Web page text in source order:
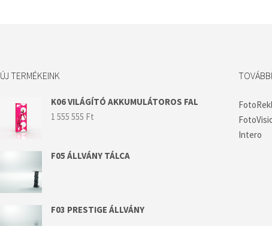
ÚJ TERMÉKEINK
K06 VILÁGÍTÓ AKKUMULÁTOROS FAL
1 555 555 Ft
F05 ÁLLVÁNY TÁLCA
F03 PRESTIGE ÁLLVÁNY
Intero